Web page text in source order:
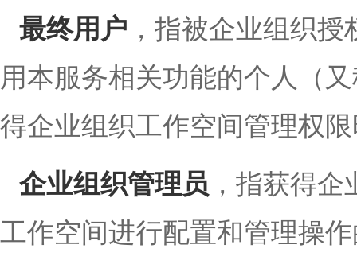
最终用户 ，指被企业组织
用本服务相关功能的个人（又
得企业组织工作空间管理权
企业组织管理员 ，指获得
工作空间进行配置和管理操